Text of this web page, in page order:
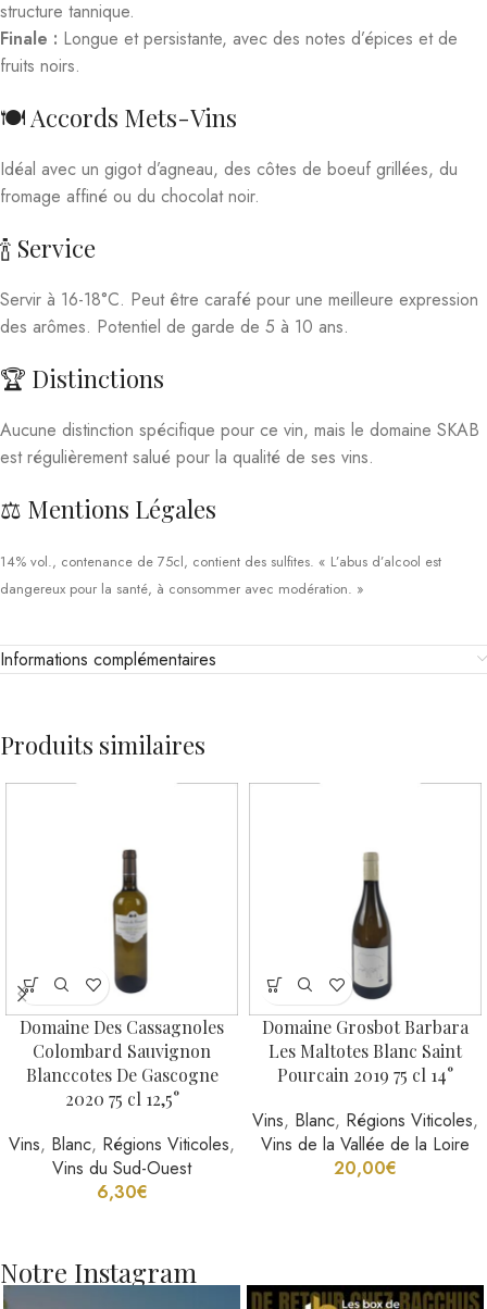
structure tannique.
Finale : Longue et persistante, avec des notes d’épices et de
fruits noirs.
🍽️ Accords Mets-Vins
Idéal avec un gigot d’agneau, des côtes de boeuf grillées, du
fromage affiné ou du chocolat noir.
🍾 Service
Servir à 16-18°C. Peut être carafé pour une meilleure expression
des arômes. Potentiel de garde de 5 à 10 ans.
🏆 Distinctions
Aucune distinction spécifique pour ce vin, mais le domaine SKAB
est régulièrement salué pour la qualité de ses vins.
⚖️ Mentions Légales
14% vol., contenance de 75cl, contient des sulfites. « L’abus d’alcool est
dangereux pour la santé, à consommer avec modération. »
Informations complémentaires
Produits similaires
Domaine Des Cassagnoles
Colombard Sauvignon
Blanccotes De Gascogne
2020 75 cl 12,5°
Vins, Blanc, Régions Viticoles,
Vins du Sud-Ouest
6,30€
Domaine Grosbot Barbara
Les Maltotes Blanc Saint
Pourcain 2019 75 cl 14°
Vins, Blanc, Régions Viticoles,
Vins de la Vallée de la Loire
20,00€
Notre Instagram